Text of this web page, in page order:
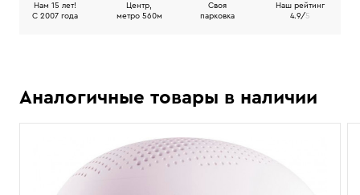
Нам 15 лет!
C 2007 года
Центр,
метро 560м
Своя
парковка
Наш рейтинг
4.9/5
Аналогичные товары в наличии